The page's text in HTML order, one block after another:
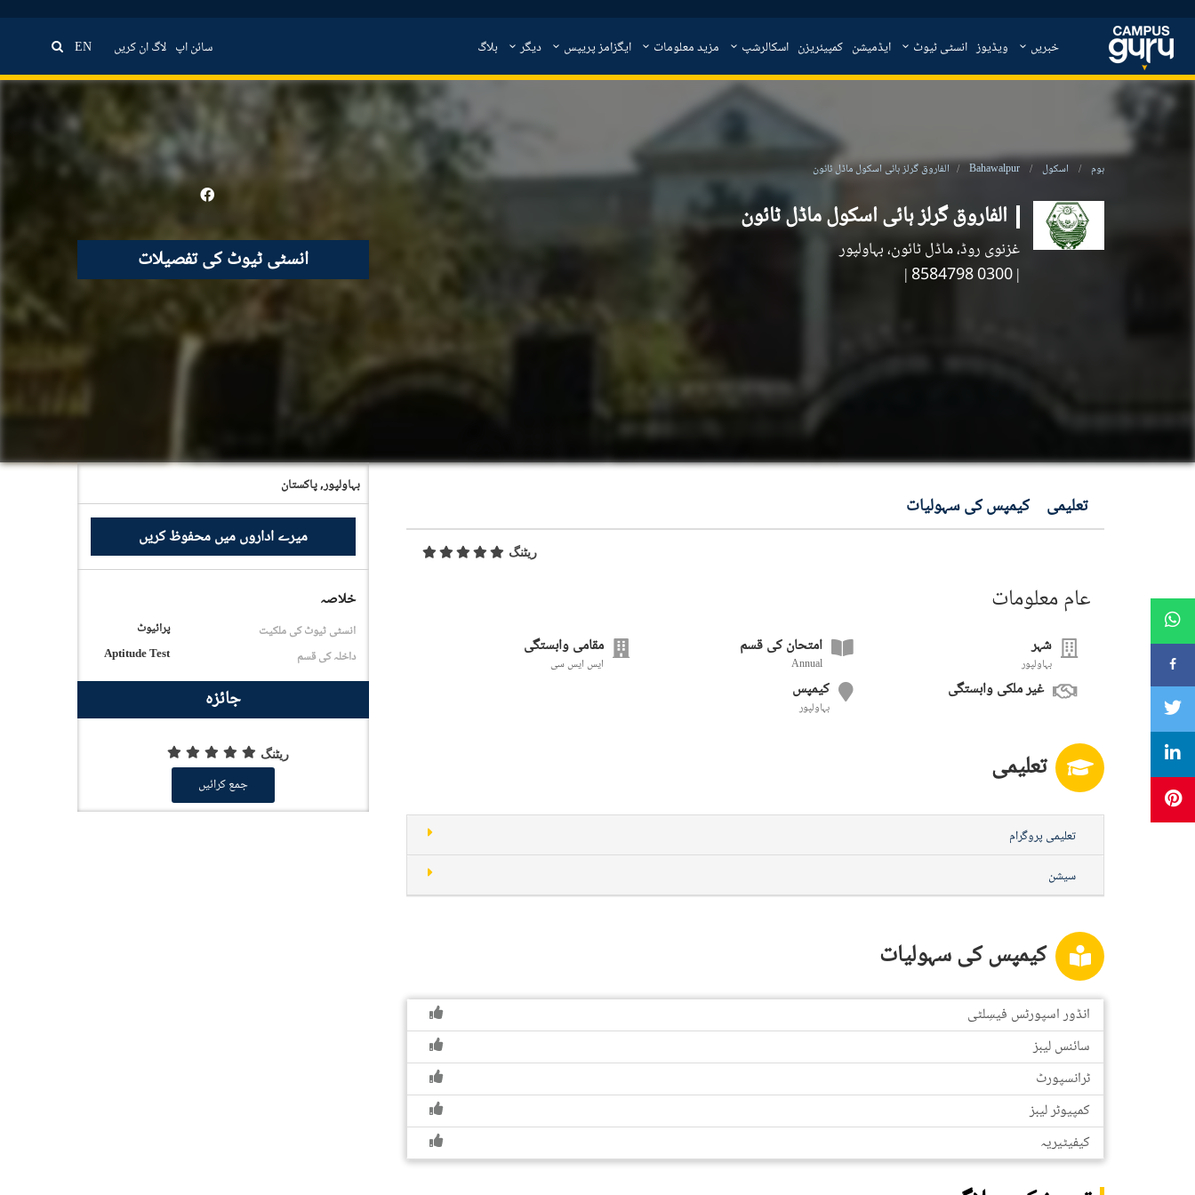
خبریں ویڈیوز انسٹی ٹیوٹ ایڈمیشن کمپیئریزن اسکالرشپ مزید معلومات ایگزامز پریپس دیگر بلاگ سائن اپ لاگ ان کریں EN
ہوم اسکول Bahawalpur الفاروق گرلز ہائی اسکول ماڈل ٹائون
الفاروق گرلز ہائی اسکول ماڈل ٹائون
غزنوی روڈ، ماڈل ٹائون، بہاولپور
| 0300 8584798
|
تعلیمی کیمپس کی سہولیات
ریٹنگ
عام معلومات
شہر
بہاولپور
امتحان کی قسم
Annual
مقامی وابستگی
ایس ایس سی
غیر ملکی وابستگی کیمپس
بہاولپور
تعلیمی
تعلیمی پروگرام
سیشن
کیمپس کی سہولیات
انڈور اسپورٹس فیسِلٹی
سائنس لیبز
ٹرانسپورٹ
کمپیوٹر لیبز
کیفیٹیریہ
انسٹی ٹیوٹ کی تفصیلات
بہاولپور,پاکستان
میرے اداروں میں محفوظ کریں
خلاصہ
انسٹی ٹیوٹ کی ملکیت
پرائیوٹ
داخلہ کی قسم
Aptitude Test
جائزہ
ریٹنگ
جمع کرائیں